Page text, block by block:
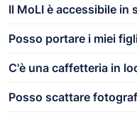
Il MoLI è accessibile in
Posso portare i miei
C'è una caffetteria in
Posso scattare